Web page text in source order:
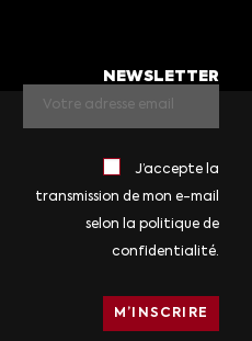
NEWSLETTER
J’accepte la
transmission de mon e-mail
selon la politique de
confidentialité.